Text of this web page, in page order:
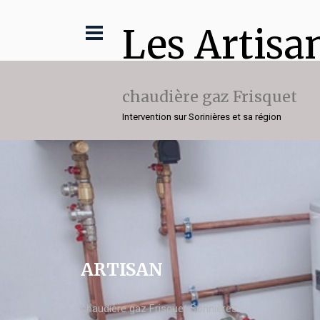
Les
chaudière gaz Frisquet
Intervention sur Sorinières et sa région
ARTISAN
chaudière gaz Frisquet Sorinières